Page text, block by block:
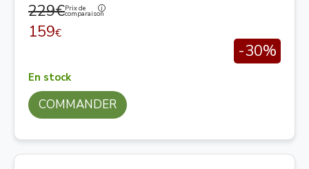
229€Prix de
comparaison
159€
-30%
En stock
COMMANDER